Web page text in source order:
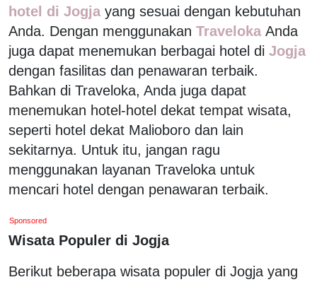
hotel di Jogja yang sesuai dengan kebutuhan
Anda. Dengan menggunakan Traveloka Anda
juga dapat menemukan berbagai hotel di Jogja
dengan fasilitas dan penawaran terbaik.
Bahkan di Traveloka, Anda juga dapat
menemukan hotel-hotel dekat tempat wisata,
seperti hotel dekat Malioboro dan lain
sekitarnya. Untuk itu, jangan ragu
menggunakan layanan Traveloka untuk
mencari hotel dengan penawaran terbaik.
Sponsored
Wisata Populer di Jogja
Berikut beberapa wisata populer di Jogja yang